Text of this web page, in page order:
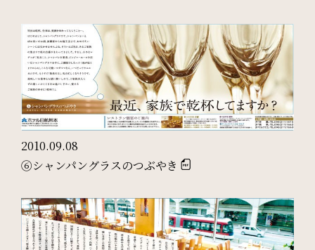
パンフレット 個人情報保護方針
サイトポリシー ソーシャルメディアポリシー
特定商取引法に基づく表記
2010.09.08
⑥シャンパングラスのつぶやき